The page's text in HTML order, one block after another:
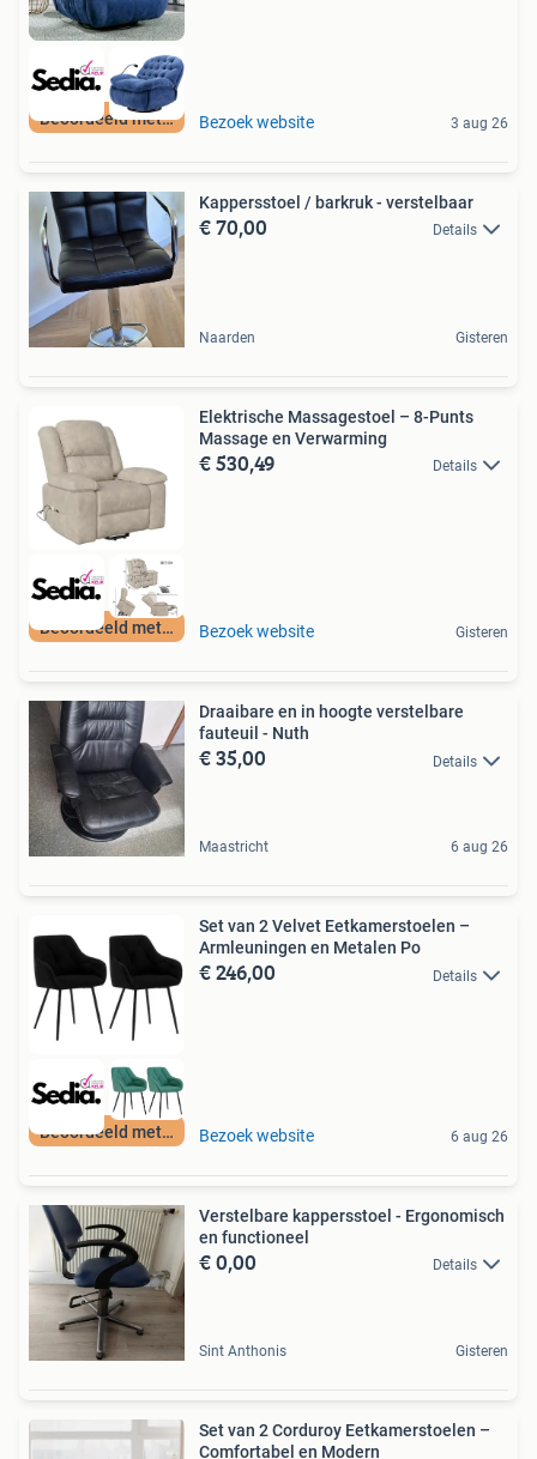
Beoordeeld met 9+ Bezoek website 3 aug 26
Kappersstoel / barkruk - verstelbaar
€ 70,00 Details
Naarden Gisteren
Beoordeeld met 9+
Elektrische Massagestoel – 8-Punts
Massage en Verwarming
€ 530,49 Details
Bezoek website Gisteren
Draaibare en in hoogte verstelbare
fauteuil - Nuth
€ 35,00 Details
Maastricht 6 aug 26
Beoordeeld met 9+
Set van 2 Velvet Eetkamerstoelen –
Armleuningen en Metalen Po
€ 246,00 Details
Bezoek website 6 aug 26
Verstelbare kappersstoel - Ergonomisch
en functioneel
€ 0,00 Details
Sint Anthonis Gisteren
Set van 2 Corduroy Eetkamerstoelen –
Comfortabel en Modern